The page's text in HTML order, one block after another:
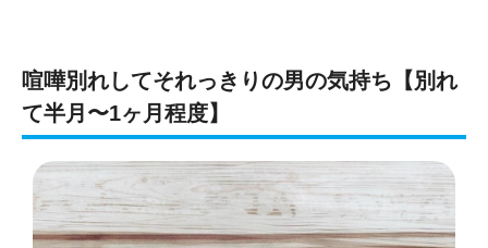
喧嘩別れしてそれっきりの男の気持ち【別れ
て半月〜1ヶ月程度】